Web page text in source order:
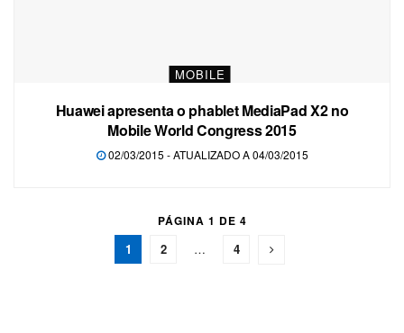
MOBILE
Huawei apresenta o phablet MediaPad X2 no
Mobile World Congress 2015
02/03/2015 - ATUALIZADO A 04/03/2015
PÁGINA 1 DE 4
1 2 … 4